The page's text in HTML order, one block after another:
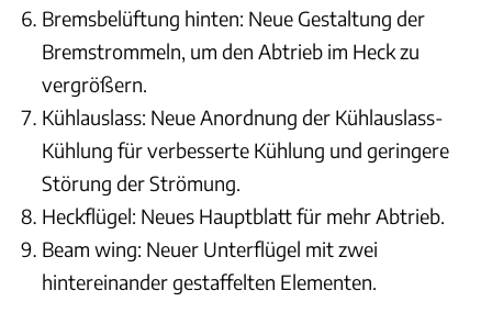
Bremsbelüftung hinten: Neue Gestaltung der
Bremstrommeln, um den Abtrieb im Heck zu
vergrößern.
Kühlauslass: Neue Anordnung der Kühlauslass-
Kühlung für verbesserte Kühlung und geringere
Störung der Strömung.
Heckflügel: Neues Hauptblatt für mehr Abtrieb.
Beam wing: Neuer Unterflügel mit zwei
hintereinander gestaffelten Elementen.